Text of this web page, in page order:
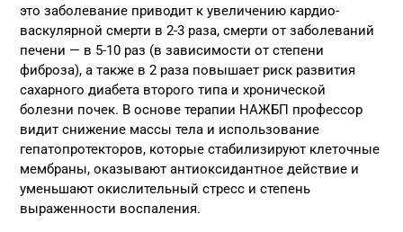
это заболевание приводит к увеличению кардио-
васкулярной смерти в 2-3 раза, смерти от заболеваний
печени — в 5-10 раз (в зависимости от степени
фиброза), а также в 2 раза повышает риск развития
сахарного диабета второго типа и хронической
болезни почек. В основе терапии НАЖБП профессор
видит снижение массы тела и использование
гепатопротекторов, которые стабилизируют клеточные
мембраны, оказывают антиоксидантное действие и
уменьшают окислительный стресс и степень
выраженности воспаления.